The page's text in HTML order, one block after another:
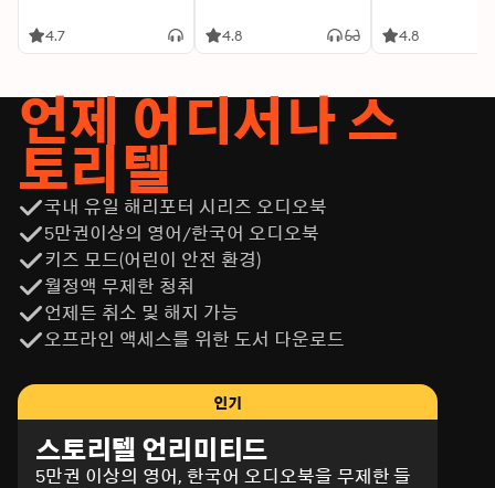
4.7 4.8 4.8
언제 어디서나 스
토리텔
국내 유일 해리포터 시리즈 오디오북
5만권이상의 영어/한국어 오디오북
키즈 모드(어린이 안전 환경)
월정액 무제한 청취
언제든 취소 및 해지 가능
오프라인 액세스를 위한 도서 다운로드
인기
스토리텔 언리미티드
5만권 이상의 영어, 한국어 오디오북을 무제한 들